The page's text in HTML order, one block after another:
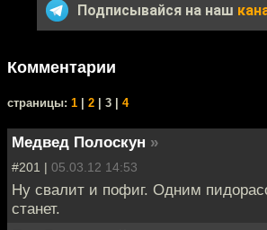
Подписывайся на наш
Комментарии
cтраницы: 1 2 | 3 | 4
Медвед Полоскун »
#201 | 05.03.12 14:53
Ну свалит и пофиг. Одним
станет.